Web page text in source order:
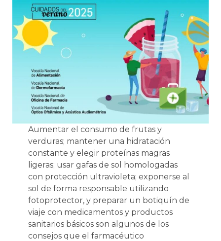
Aumentar el consumo de frutas y
verduras; mantener una hidratación
constante y elegir proteínas magras
ligeras; usar gafas de sol homologadas
con protección ultravioleta; exponerse al
sol de forma responsable utilizando
fotoprotector, y preparar un botiquín de
viaje con medicamentos y productos
sanitarios básicos son algunos de los
consejos que el farmacéutico